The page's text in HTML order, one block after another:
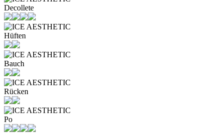
Decollete
Hüften
Bauch
Rücken
Po